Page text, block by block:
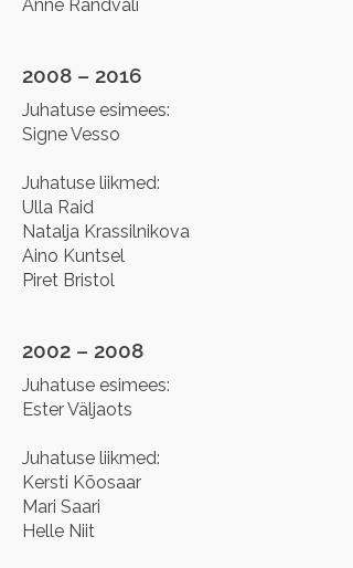
Anne Randväli
2008 – 2016
Juhatuse esimees:
Signe Vesso
Juhatuse liikmed:
Ulla Raid
Natalja Krassilnikova
Aino Kuntsel
Piret Bristol
2002 – 2008
Juhatuse esimees:
Ester Väljaots
Juhatuse liikmed:
Kersti Kõosaar
Mari Saari
Helle Niit